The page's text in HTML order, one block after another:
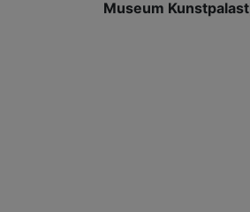
Museum Kunstpalast